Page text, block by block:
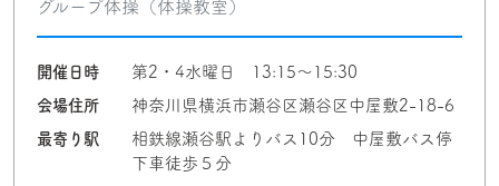
グループ体操（体操教室）
開催日時
第2・4水曜日 13:15～15:30
会場住所
神奈川県横浜市瀬谷区瀬谷区中屋敷2-18-6
最寄り駅
相鉄線瀬谷駅よりバス10分 中屋敷バス停
下車徒歩５分